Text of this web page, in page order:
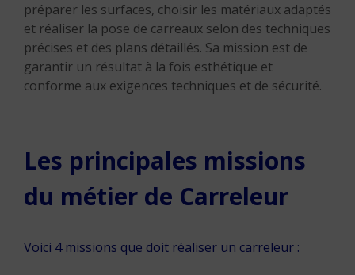
préparer les surfaces, choisir les matériaux adaptés
et réaliser la pose de carreaux selon des techniques
précises et des plans détaillés. Sa mission est de
garantir un résultat à la fois esthétique et
conforme aux exigences techniques et de sécurité.
Les principales missions
du métier de Carreleur
Voici 4 missions que doit réaliser un carreleur :